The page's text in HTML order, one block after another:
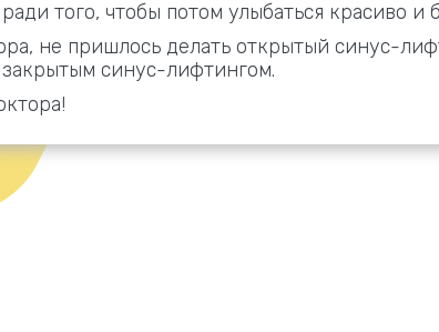
того, чтобы потом улыбаться красиво и
не пришлось делать открытый синус-
синус-лифтингом.